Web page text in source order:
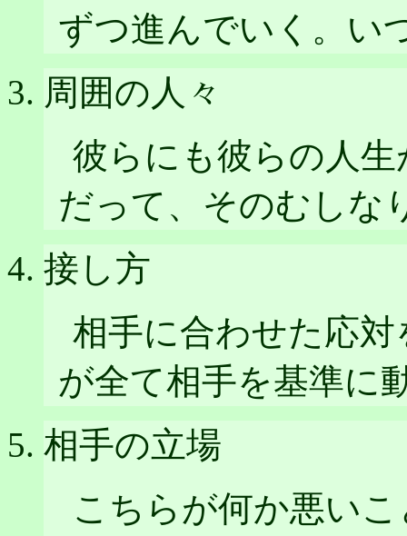
ずつ進んでいく。い
周囲の人々
彼らにも彼らの人
だって、そのむしな
接し方
相手に合わせた応
が全て相手を基準に
相手の立場
こちらが何か悪い